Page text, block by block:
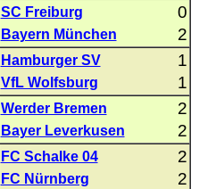
SC Freiburg 0
Bayern München 2
Hamburger SV 1
VfL Wolfsburg 1
Werder Bremen 2
Bayer Leverkusen 2
FC Schalke 04 2
FC Nürnberg 2